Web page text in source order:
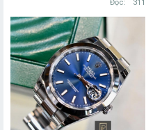
Đọc 311